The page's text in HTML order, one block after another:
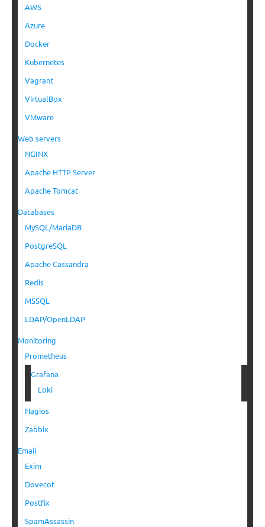
AWS
Azure
Docker
Kubernetes
Vagrant
VirtualBox
VMware
Web servers
NGINX
Apache HTTP Server
Apache Tomcat
Databases
MySQL/MariaDB
PostgreSQL
Apache Cassandra
Redis
MSSQL
LDAP/OpenLDAP
Monitoring
Prometheus
Grafana
Loki
Nagios
Zabbix
Email
Exim
Dovecot
Postfix
SpamAssassin